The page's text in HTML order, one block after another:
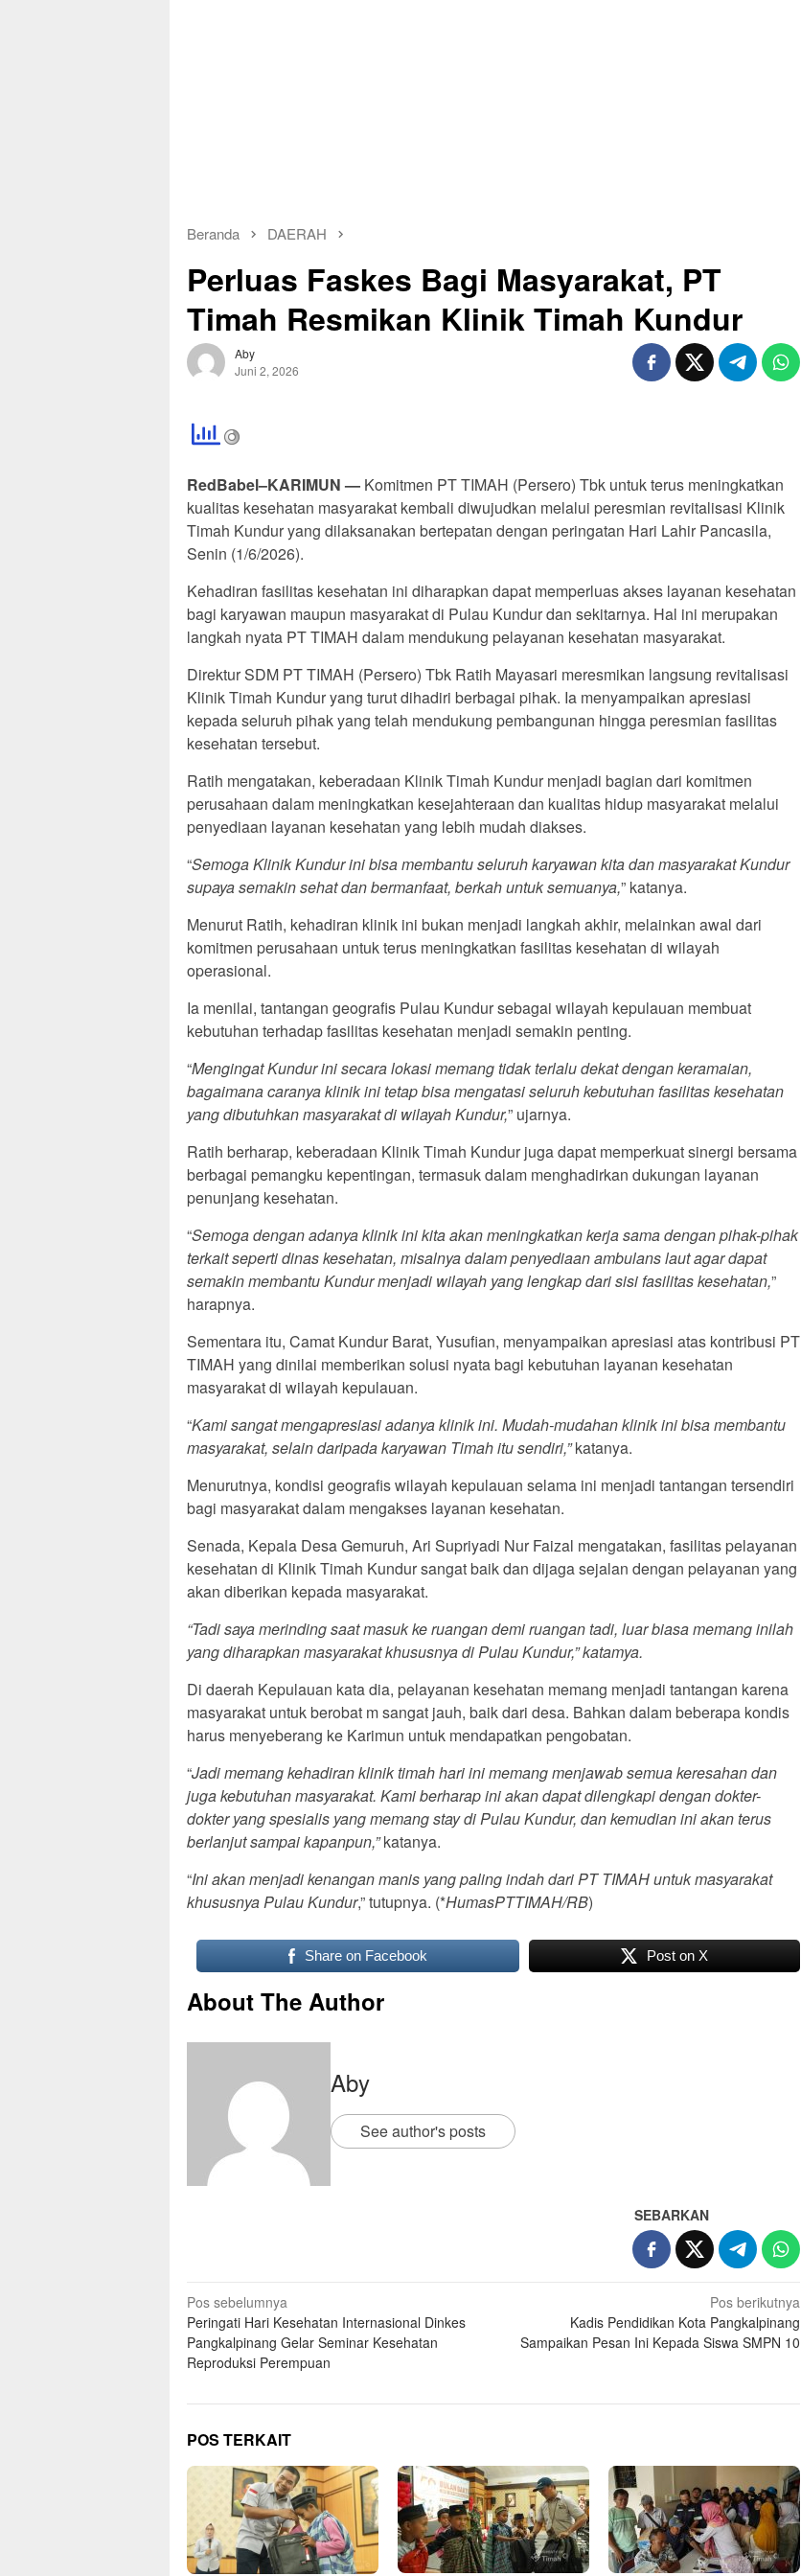
Beranda DAERAH
Perluas Faskes Bagi Masyarakat, PT
Timah Resmikan Klinik Timah Kundur
Aby
Juni 2, 2026
RedBabel–KARIMUN — Komitmen PT TIMAH (Persero) Tbk untuk terus meningkatkan
kualitas kesehatan masyarakat kembali diwujudkan melalui peresmian revitalisasi Klinik
Timah Kundur yang dilaksanakan bertepatan dengan peringatan Hari Lahir Pancasila,
Senin (1/6/2026).
Kehadiran fasilitas kesehatan ini diharapkan dapat memperluas akses layanan kesehatan
bagi karyawan maupun masyarakat di Pulau Kundur dan sekitarnya. Hal ini merupakan
langkah nyata PT TIMAH dalam mendukung pelayanan kesehatan masyarakat.
Direktur SDM PT TIMAH (Persero) Tbk Ratih Mayasari meresmikan langsung revitalisasi
Klinik Timah Kundur yang turut dihadiri berbagai pihak. Ia menyampaikan apresiasi
kepada seluruh pihak yang telah mendukung pembangunan hingga peresmian fasilitas
kesehatan tersebut.
Ratih mengatakan, keberadaan Klinik Timah Kundur menjadi bagian dari komitmen
perusahaan dalam meningkatkan kesejahteraan dan kualitas hidup masyarakat melalui
penyediaan layanan kesehatan yang lebih mudah diakses.
“Semoga Klinik Kundur ini bisa membantu seluruh karyawan kita dan masyarakat Kundur
supaya semakin sehat dan bermanfaat, berkah untuk semuanya,” katanya.
Menurut Ratih, kehadiran klinik ini bukan menjadi langkah akhir, melainkan awal dari
komitmen perusahaan untuk terus meningkatkan fasilitas kesehatan di wilayah
operasional.
Ia menilai, tantangan geografis Pulau Kundur sebagai wilayah kepulauan membuat
kebutuhan terhadap fasilitas kesehatan menjadi semakin penting.
“Mengingat Kundur ini secara lokasi memang tidak terlalu dekat dengan keramaian,
bagaimana caranya klinik ini tetap bisa mengatasi seluruh kebutuhan fasilitas kesehatan
yang dibutuhkan masyarakat di wilayah Kundur,” ujarnya.
Ratih berharap, keberadaan Klinik Timah Kundur juga dapat memperkuat sinergi bersama
berbagai pemangku kepentingan, termasuk dalam menghadirkan dukungan layanan
penunjang kesehatan.
“Semoga dengan adanya klinik ini kita akan meningkatkan kerja sama dengan pihak-pihak
terkait seperti dinas kesehatan, misalnya dalam penyediaan ambulans laut agar dapat
semakin membantu Kundur menjadi wilayah yang lengkap dari sisi fasilitas kesehatan,”
harapnya.
Sementara itu, Camat Kundur Barat, Yusufian, menyampaikan apresiasi atas kontribusi PT
TIMAH yang dinilai memberikan solusi nyata bagi kebutuhan layanan kesehatan
masyarakat di wilayah kepulauan.
“Kami sangat mengapresiasi adanya klinik ini. Mudah-mudahan klinik ini bisa membantu
masyarakat, selain daripada karyawan Timah itu sendiri,”katanya.
Menurutnya, kondisi geografis wilayah kepulauan selama ini menjadi tantangan tersendiri
bagi masyarakat dalam mengakses layanan kesehatan.
Senada, Kepala Desa Gemuruh, Ari Supriyadi Nur Faizal mengatakan, fasilitas pelayanan
kesehatan di Klinik Timah Kundur sangat baik dan dijaga sejalan dengan pelayanan yang
akan diberikan kepada masyarakat.
“Tadi saya merinding saat masuk ke ruangan demi ruangan tadi, luar biasa memang inilah
yang diharapkan masyarakat khususnya di Pulau Kundur,” katamya.
Di daerah Kepulauan kata dia, pelayanan kesehatan memang menjadi tantangan karena
masyarakat untuk berobat m sangat jauh, baik dari desa. Bahkan dalam beberapa kondis
harus menyeberang ke Karimun untuk mendapatkan pengobatan.
“Jadi memang kehadiran klinik timah hari ini memang menjawab semua keresahan dan
juga kebutuhan masyarakat. Kami berharap ini akan dapat dilengkapi dengan dokter-
dokter yang spesialis yang memang stay di Pulau Kundur, dan kemudian ini akan terus
berlanjut sampai kapanpun,”katanya.
“Ini akan menjadi kenangan manis yang paling indah dari PT TIMAH untuk masyarakat
khususnya Pulau Kundur,” tutupnya. (*HumasPTTIMAH/RB)
Share on Facebook Post on X
About The Author
Aby
See author's posts
SEBARKAN
Pos sebelumnya
Peringati Hari Kesehatan Internasional Dinkes
Pangkalpinang Gelar Seminar Kesehatan
Reproduksi Perempuan
Pos berikutnya
Kadis Pendidikan Kota Pangkalpinang
Sampaikan Pesan Ini Kepada Siswa SMPN 10
POS TERKAIT